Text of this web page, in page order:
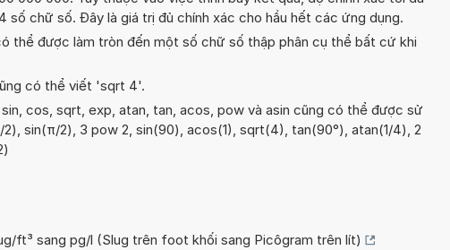
số chữ số. Đây là giá trị đủ chính xác cho hầu hết các ứng dụng.
thể được làm tròn đến một số chữ số thập phân cụ thể bất cứ khi
có thể viết 'sqrt 4'.
cos, sqrt, exp, atan, tan, acos, pow và asin cũng có thể được sử
sin(π/2), 3 pow 2, sin(90), acos(1), sqrt(4), tan(90°), atan(1/4), 2
ft³ sang pg/l (Slug trên foot khối sang Picôgram trên lít)